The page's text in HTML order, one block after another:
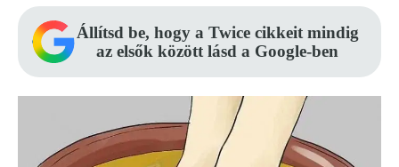
Állítsd be, hogy a Twice cikkeit mindig
az elsők között lásd a Google-ben